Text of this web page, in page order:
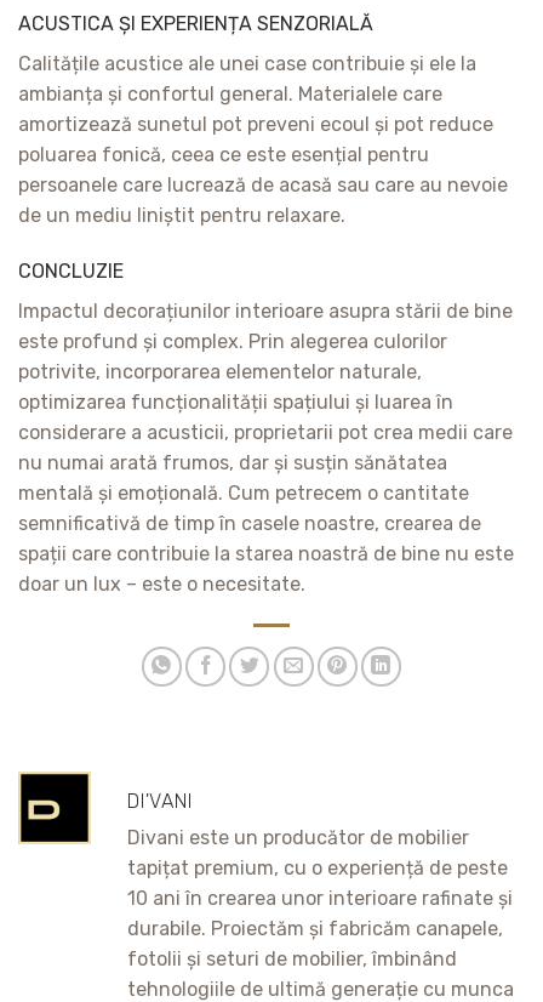
ACUSTICA ȘI EXPERIENȚA SENZORIALĂ
Calitățile acustice ale unei case contribuie și ele la
ambianța și confortul general. Materialele care
amortizează sunetul pot preveni ecoul și pot reduce
poluarea fonică, ceea ce este esențial pentru
persoanele care lucrează de acasă sau care au nevoie
de un mediu liniștit pentru relaxare.
CONCLUZIE
Impactul decorațiunilor interioare asupra stării de bine
este profund și complex. Prin alegerea culorilor
potrivite, incorporarea elementelor naturale,
optimizarea funcționalității spațiului și luarea în
considerare a acusticii, proprietarii pot crea medii care
nu numai arată frumos, dar și susțin sănătatea
mentală și emoțională. Cum petrecem o cantitate
semnificativă de timp în casele noastre, crearea de
spații care contribuie la starea noastră de bine nu este
doar un lux – este o necesitate.
DI'VANI
Divani este un producător de mobilier
tapițat premium, cu o experiență de peste
10 ani în crearea unor interioare rafinate și
durabile. Proiectăm și fabricăm canapele,
fotolii și seturi de mobilier, îmbinând
tehnologiile de ultimă generație cu munca